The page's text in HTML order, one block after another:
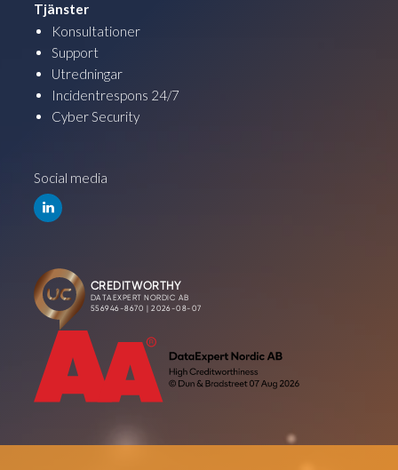
Tjänster
Konsultationer
Support
Utredningar
Incidentrespons 24/7
Cyber Security
Social media